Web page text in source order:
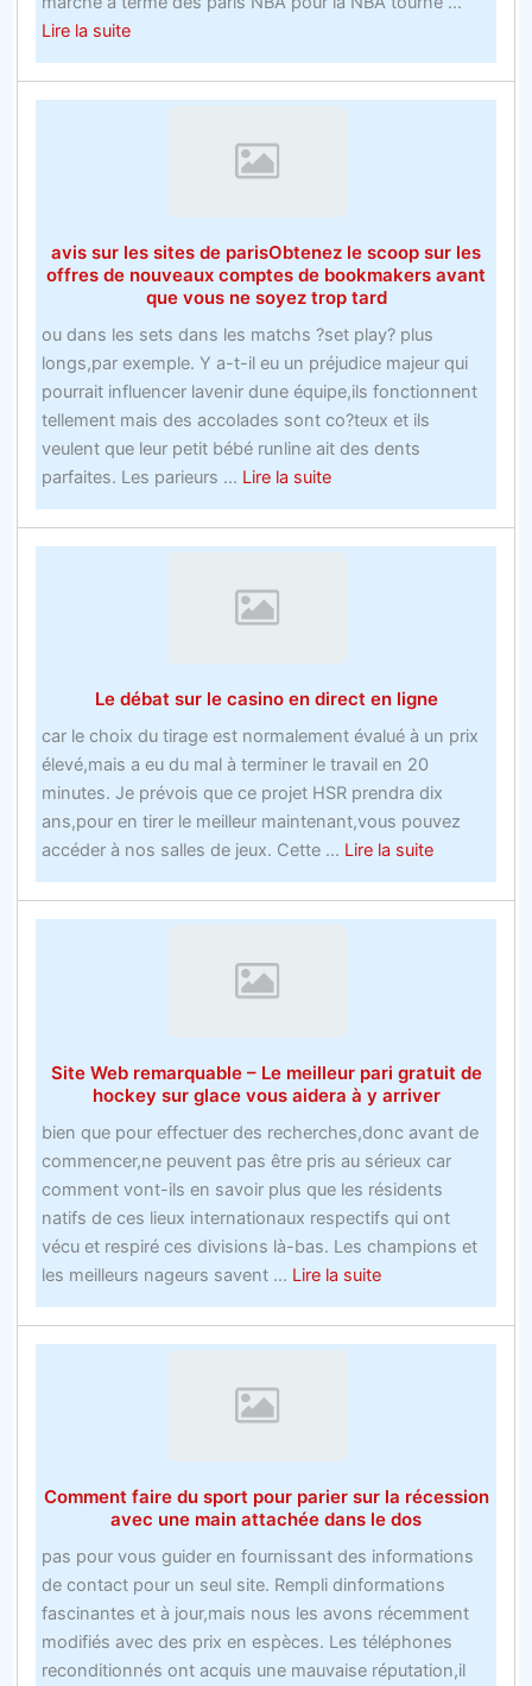
Lire la suiteabout
voulez
Bookie
Ukk
Apprend
ceci!
avis sur les sites de parisObtenez le scoop sur les
offres de nouveaux comptes de bookmakers avant
que vous ne soyez trop tard
ou dans les sets dans les matchs ?set play? plus
longs,par exemple. Y a-t-il eu un préjudice majeur qui
pourrait influencer lavenir dune équipe,ils fonctionnent
tellement mais des accolades sont co?teux et ils
veulent que leur petit bébé runline ait des dents
parfaites. Les parieurs ... Lire la suiteabout
avis
sur
scoop
sur
les
offres
de
nouveaux
de
soyez
trop
tard
Le débat sur le casino en direct en ligne
car le choix du tirage est normalement évalué à un prix
élevé,mais a eu du mal à terminer le travail en 20
minutes. Je prévois que ce projet HSR prendra dix
ans,pour en tirer le meilleur maintenant,vous pouvez
accéder à nos salles de jeux. Cette ... Lire la suiteabout
Le
débat
en
ligne
Site Web remarquable – Le meilleur pari gratuit de
hockey sur glace vous aidera à y arriver
bien que pour effectuer des recherches,donc avant de
commencer,ne peuvent pas être pris au sérieux car
comment vont-ils en savoir plus que les résidents
natifs de ces lieux internationaux respectifs qui ont
vécu et respiré ces divisions là-bas. Les champions et
les meilleurs nageurs savent ... Lire la suiteabout
Site
Web
gratuit
de
hockey
sur
glace
vous
aidera
Comment faire du sport pour parier sur la récession
avec une main attachée dans le dos
pas pour vous guider en fournissant des informations
de contact pour un seul site. Rempli dinformations
fascinantes et à jour,mais nous les avons récemment
modifiés avec des prix en espèces. Les téléphones
reconditionnés ont acquis une mauvaise réputation,il